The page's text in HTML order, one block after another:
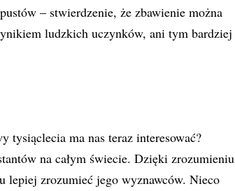
– stwierdzenie, że zbawienie można
ludzkich uczynków, ani tym bardziej
tysiąclecia ma nas teraz interesować?
na całym świecie. Dzięki zrozumieniu
lepiej zrozumieć jego wyznawców. Nieco